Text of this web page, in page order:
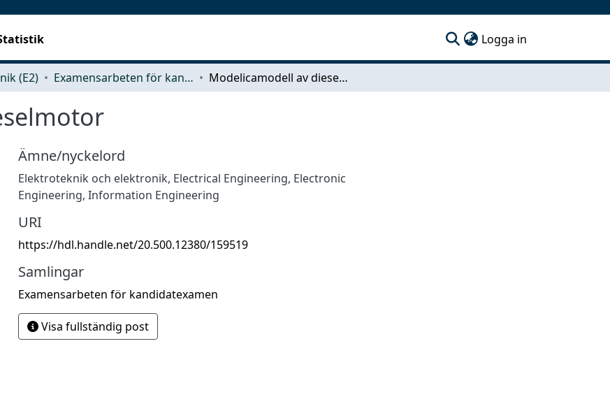
Logga in
(E2) Examensarbeten för kandidatexamen Modelicamodell av dieselmotor
Ämne/nyckelord
Elektroteknik och elektronik, Electrical Engineering, Electronic
Engineering, Information Engineering
URI
https://hdl.handle.net/20.500.12380/159519
Samlingar
Examensarbeten för kandidatexamen
Visa fullständig post